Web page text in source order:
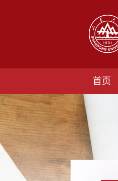
首页